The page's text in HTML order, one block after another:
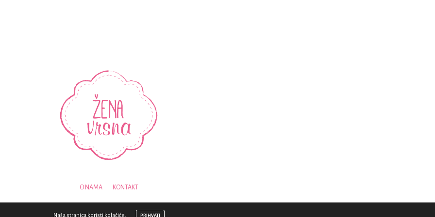
O NAMA KONTAKT
© 2018 - SVA PRAVA PRIDRŽANA - ZENAVRSNA.COM
Naša stranica koristi kolačiće. PRIHVATI